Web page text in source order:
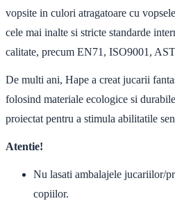
vopsite in culori atragatoare cu
cele mai inalte si stricte standarde
calitate, precum EN71, ISO9001,
De multi ani, Hape a creat jucarii
folosind materiale ecologice si
proiectat pentru a stimula abilitatile
Atentie!
Nu lasati ambalajele jucariilor/
copiilor.